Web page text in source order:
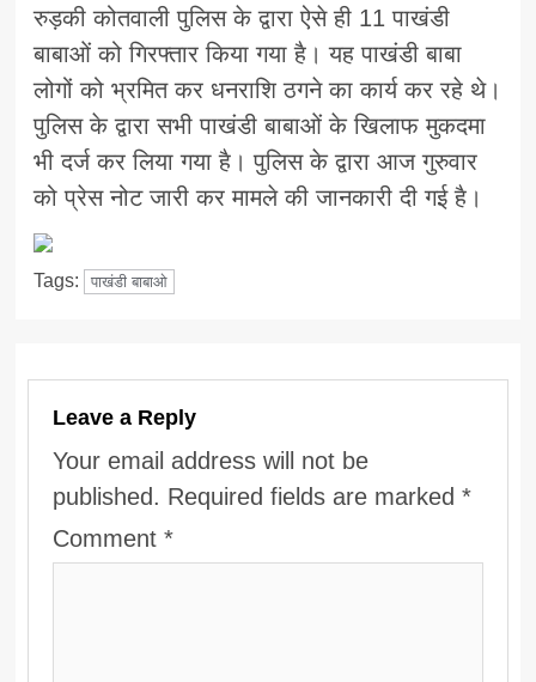
रुड़की कोतवाली पुलिस के द्वारा ऐसे ही 11 पाखंडी
बाबाओं को गिरफ्तार किया गया है। यह पाखंडी बाबा
लोगों को भ्रमित कर धनराशि ठगने का कार्य कर रहे थे।
पुलिस के द्वारा सभी पाखंडी बाबाओं के खिलाफ मुकदमा
भी दर्ज कर लिया गया है। पुलिस के द्वारा आज गुरुवार
को प्रेस नोट जारी कर मामले की जानकारी दी गई है।
Tags: पाखंडी बाबाओ
Leave a Reply
Your email address will not be
published. Required fields are marked*
Comment*